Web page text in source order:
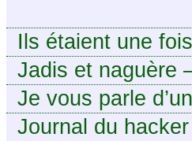
https://
Ils étaient une
chez mes
histoire
seulement.
Jadis et naguère
généalogiques de
aux contreforts
Je vous parle
Journal du hacker